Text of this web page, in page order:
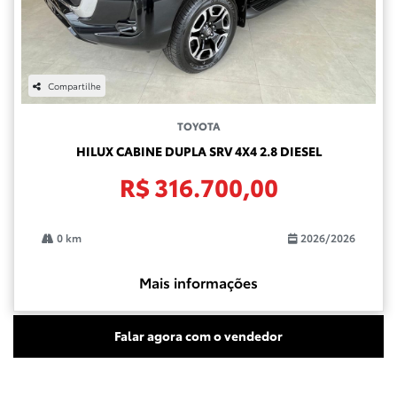
Compartilhe
TOYOTA
HILUX CABINE DUPLA SRV 4X4 2.8 DIESEL
R$ 316.700,00
0 km 2026/2026
Mais informações
Falar agora com o vendedor